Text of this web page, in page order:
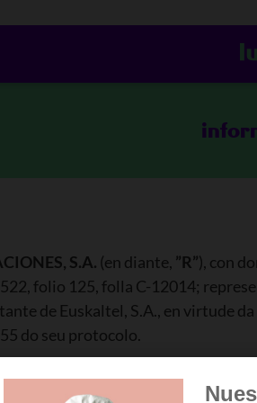
S.A. (en diante, ”R”), con
folio 125, folla C-12014;
de Euskaltel, S.A., en virtude
do seu protocolo.
respecto de luz e gas R, podes